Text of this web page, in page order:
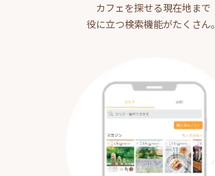
カフェを探せる現在地まで
役に立つ検索機能がたくさん。